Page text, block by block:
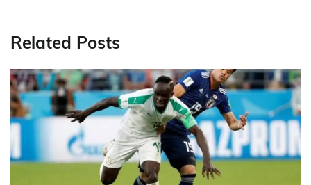
Related Posts